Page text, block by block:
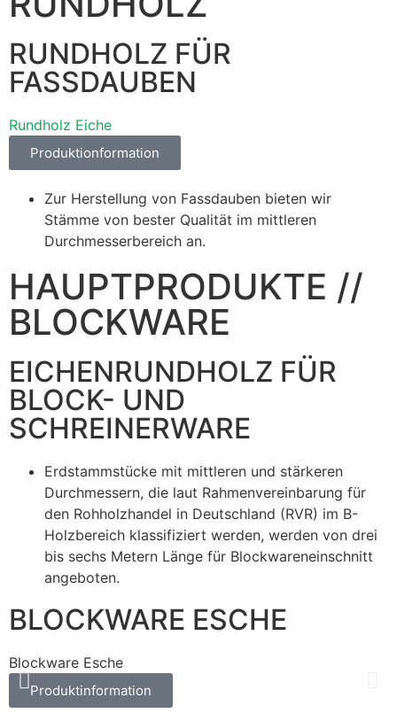
RUNDHOLZ FÜR
FASSDAUBEN
Rundholz Eiche
Produktionformation
Zur Herstellung von Fassdauben bieten wir
Stämme von bester Qualität im mittleren
Durchmesserbereich an.
HAUPTPRODUKTE //
BLOCKWARE
EICHENRUNDHOLZ FÜR
BLOCK- UND
SCHREINERWARE
Erdstammstücke mit mittleren und stärkeren
Durchmessern, die laut Rahmenvereinbarung für
den Rohholzhandel in Deutschland (RVR) im B-
Holzbereich klassifiziert werden, werden von drei
bis sechs Metern Länge für Blockwareneinschnitt
angeboten.
BLOCKWARE ESCHE
Blockware Esche
Produktinformation